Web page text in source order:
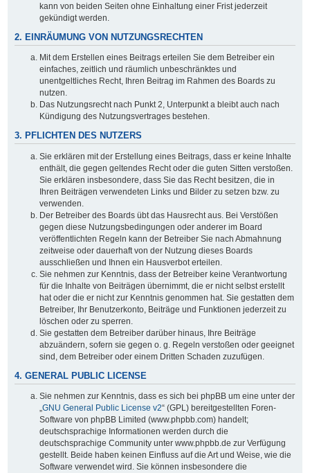
kann von beiden Seiten ohne Einhaltung einer Frist jederzeit
gekündigt werden.
2. EINRÄUMUNG VON NUTZUNGSRECHTEN
Mit dem Erstellen eines Beitrags erteilen Sie dem Betreiber ein
einfaches, zeitlich und räumlich unbeschränktes und
unentgeltliches Recht, Ihren Beitrag im Rahmen des Boards zu
nutzen.
Das Nutzungsrecht nach Punkt 2, Unterpunkt a bleibt auch nach
Kündigung des Nutzungsvertrages bestehen.
3. PFLICHTEN DES NUTZERS
Sie erklären mit der Erstellung eines Beitrags, dass er keine Inhalte
enthält, die gegen geltendes Recht oder die guten Sitten verstoßen.
Sie erklären insbesondere, dass Sie das Recht besitzen, die in
Ihren Beiträgen verwendeten Links und Bilder zu setzen bzw. zu
verwenden.
Der Betreiber des Boards übt das Hausrecht aus. Bei Verstößen
gegen diese Nutzungsbedingungen oder anderer im Board
veröffentlichten Regeln kann der Betreiber Sie nach Abmahnung
zeitweise oder dauerhaft von der Nutzung dieses Boards
ausschließen und Ihnen ein Hausverbot erteilen.
Sie nehmen zur Kenntnis, dass der Betreiber keine Verantwortung
für die Inhalte von Beiträgen übernimmt, die er nicht selbst erstellt
hat oder die er nicht zur Kenntnis genommen hat. Sie gestatten dem
Betreiber, Ihr Benutzerkonto, Beiträge und Funktionen jederzeit zu
löschen oder zu sperren.
Sie gestatten dem Betreiber darüber hinaus, Ihre Beiträge
abzuändern, sofern sie gegen o. g. Regeln verstoßen oder geeignet
sind, dem Betreiber oder einem Dritten Schaden zuzufügen.
4. GENERAL PUBLIC LICENSE
Sie nehmen zur Kenntnis, dass es sich bei phpBB um eine unter der
„GNU General Public License v2“ (GPL) bereitgestellten Foren-
Software von phpBB Limited (www.phpbb.com) handelt;
deutschsprachige Informationen werden durch die
deutschsprachige Community unter www.phpbb.de zur Verfügung
gestellt. Beide haben keinen Einfluss auf die Art und Weise, wie die
Software verwendet wird. Sie können insbesondere die